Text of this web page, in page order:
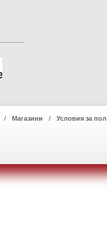
Магазини Условия за